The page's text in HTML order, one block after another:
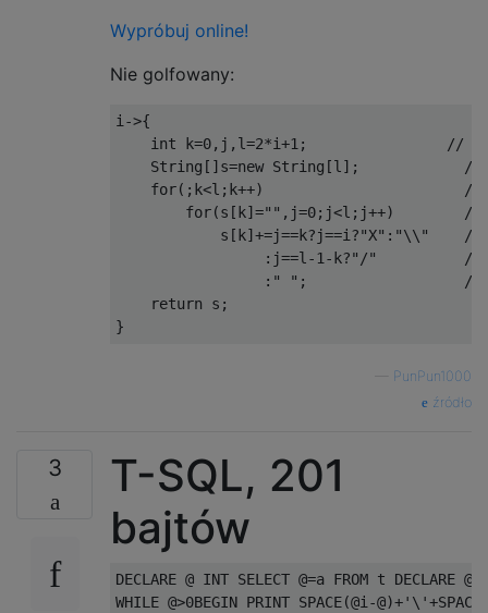
Wypróbuj online!
Nie golfowany:
i->{
int k=0, j , l=2*i+1;
//
String [] s=new String [l];
//
for(; k<l ; k++)
//
for(s [ k]="" , j=0; j<l ; j++)
//
            s
[ k]+=j==k?j==i?"X" : "\\"
//
: j==l-1- k?"/"
//
: " " ;
//
return s ;
}
PunPun1000
źródło
3
T-SQL, 201
bajtów
DECLARE @ INT SELECT @=a FROM t DECLARE @i
WHILE @>0BEGIN PRINT SPACE(@i-